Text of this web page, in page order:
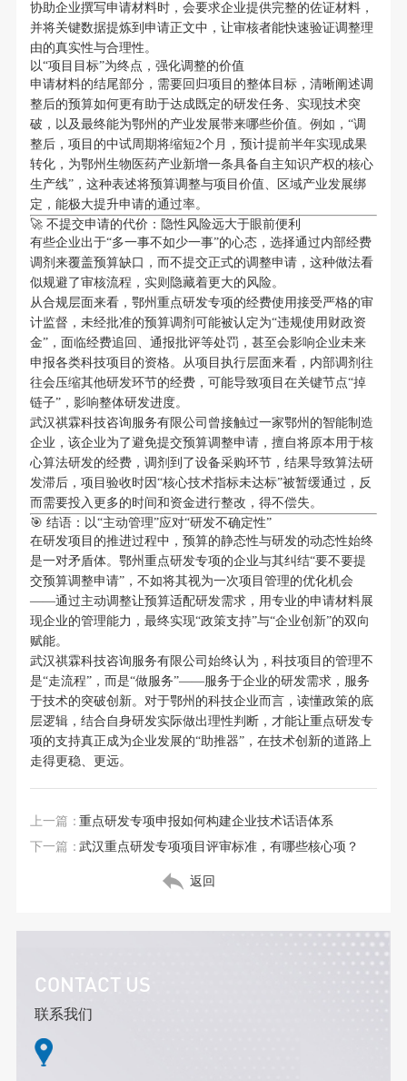
协助企业撰写申请材料时，会要求企业提供完整的佐证材料，
并将关键数据提炼到申请正文中，让审核者能快速验证调整理
由的真实性与合理性。
以“项目目标”为终点，强化调整的价值
申请材料的结尾部分，需要回归项目的整体目标，清晰阐述调
整后的预算如何更有助于达成既定的研发任务、实现技术突
破，以及最终能为鄂州的产业发展带来哪些价值。例如，“调
整后，项目的中试周期将缩短2个月，预计提前半年实现成果
转化，为鄂州生物医药产业新增一条具备自主知识产权的核心
生产线”，这种表述将预算调整与项目价值、区域产业发展绑
定，能极大提升申请的通过率。
🚀 不提交申请的代价：隐性风险远大于眼前便利
有些企业出于“多一事不如少一事”的心态，选择通过内部经费
调剂来覆盖预算缺口，而不提交正式的调整申请，这种做法看
似规避了审核流程，实则隐藏着更大的风险。
从合规层面来看，鄂州重点研发专项的经费使用接受严格的审
计监督，未经批准的预算调剂可能被认定为“违规使用财政资
金”，面临经费追回、通报批评等处罚，甚至会影响企业未来
申报各类科技项目的资格。从项目执行层面来看，内部调剂往
往会压缩其他研发环节的经费，可能导致项目在关键节点“掉
链子”，影响整体研发进度。
武汉祺霖科技咨询服务有限公司曾接触过一家鄂州的智能制造
企业，该企业为了避免提交预算调整申请，擅自将原本用于核
心算法研发的经费，调剂到了设备采购环节，结果导致算法研
发滞后，项目验收时因“核心技术指标未达标”被暂缓通过，反
而需要投入更多的时间和资金进行整改，得不偿失。
🎯 结语：以“主动管理”应对“研发不确定性”
在研发项目的推进过程中，预算的静态性与研发的动态性始终
是一对矛盾体。鄂州重点研发专项的企业与其纠结“要不要提
交预算调整申请”，不如将其视为一次项目管理的优化机会
——通过主动调整让预算适配研发需求，用专业的申请材料展
现企业的管理能力，最终实现“政策支持”与“企业创新”的双向
赋能。
武汉祺霖科技咨询服务有限公司始终认为，科技项目的管理不
是“走流程”，而是“做服务”——服务于企业的研发需求，服务
于技术的突破创新。对于鄂州的科技企业而言，读懂政策的底
层逻辑，结合自身研发实际做出理性判断，才能让重点研发专
项的支持真正成为企业发展的“助推器”，在技术创新的道路上
走得更稳、更远。
上一篇：重点研发专项申报如何构建企业技术话语体系
下一篇：武汉重点研发专项项目评审标准，有哪些核心项？
返回
CONTACT US
联系我们